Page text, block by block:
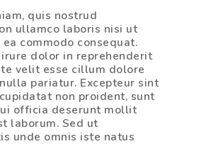
quis nostrud
ullamco laboris nisi ut
commodo consequat.
dolor in reprehenderit
velit esse cillum dolore
pariatur. Excepteur sint
non proident, sunt
officia deserunt mollit
laborum. Sed ut
unde omnis iste natus